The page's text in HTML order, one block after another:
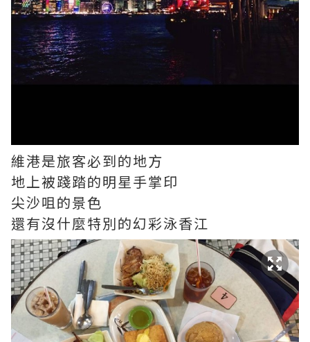
維港是旅客必到的地方
地上被踐踏的明星手掌印
尖沙咀的景色
還有沒什麼特別的幻彩泳香江